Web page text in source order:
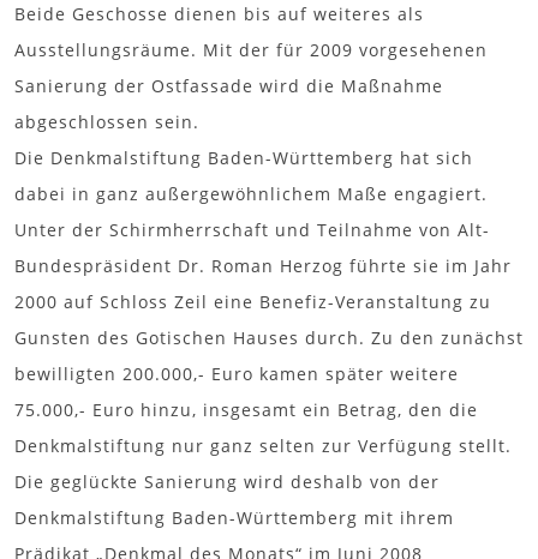
Beide Geschosse dienen bis auf weiteres als
Ausstellungsräume. Mit der für 2009 vorgesehenen
Sanierung der Ostfassade wird die Maßnahme
abgeschlossen sein.
Die Denkmalstiftung Baden-Württemberg hat sich
dabei in ganz außergewöhnlichem Maße engagiert.
Unter der Schirmherrschaft und Teilnahme von Alt-
Bundespräsident Dr. Roman Herzog führte sie im Jahr
2000 auf Schloss Zeil eine Benefiz-Veranstaltung zu
Gunsten des Gotischen Hauses durch. Zu den zunächst
bewilligten 200.000,- Euro kamen später weitere
75.000,- Euro hinzu, insgesamt ein Betrag, den die
Denkmalstiftung nur ganz selten zur Verfügung stellt.
Die geglückte Sanierung wird deshalb von der
Denkmalstiftung Baden-Württemberg mit ihrem
Prädikat „Denkmal des Monats“ im Juni 2008